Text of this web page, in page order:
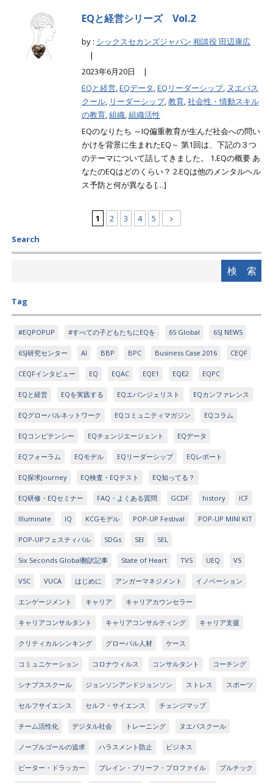
EQと経営シリーズ Vol.2
by : シックスセカンズジャパン 相談役 田辺康広
|
2023年6月20日 |
EQと経営,EQデータ,EQリーダーシップ, ヌエバス
クール, リーダーシップ,教育,社会性・情動スキル
の教育,組織,組織活性
EQのなりたち ～IQ偏重教育が生んだ社会への問い
かけを背景に生まれたEQ～ 第1回は、下記の３つ
のテーマについて話してきました。 1.EQの概要 あ
なたのEQはどのくらい？ 2.EQは他のメンタルヘル
ス予防と何が異なる […]
1 2 3 4
5
Search
Tag
#EQPOPUP #すべての子どもたちにEQを 6S Global 6SJ NEWS
6SJ研究センター AI BBP BPC Business Case 2016 CEQF
CEQFインタビュー EQ EQAC EQE1 EQE2 EQPC
EQと経営 EQを実践する EQエバンジェリスト EQカンファレンス
EQグローバルネットワーク EQコミュニティマガジン EQコラム
EQコンピテンシー EQチェンジエージェント EQデータ
EQフォーラム EQモデル EQリーダーシップ EQレポート
EQ探求Journey EQ検査・EQテスト EQ知ってる？
EQ研修・EQセミナー FAQ・よくある質問 GCDF history ICF
Illuminate IQ KCGモデル POP-UP Festival POP-UP MINI KIT
POP-UPフェスティバル SDGs SEI SEL
Six Seconds Global翻訳記事 State of Heart TVS UEQ VS
VSC VUCA はじめに アンガーマネジメント イノベーション
エンゲージメント キャリア キャリアカウンセラー
キャリアコンサルタント キャリアコンサルティング キャリア支援
クリティカルシンキング グローバル人材 ケース
コミュニケーション コロナウィルス コンサルタント コーチング
シナプススクール ジョンソンアンドジョンソン ストレス スポーツ
セルフサイエンス セルフ・サイエンス チェンジマップ
チーム活性化 デジタル社会 トレーニング ヌエバスクール
ノーブルゴールの追求 ハラスメント防止 ビジネス
ピーター・ドラッカー ブレイン・ブリーフ・プロファイル プルチック